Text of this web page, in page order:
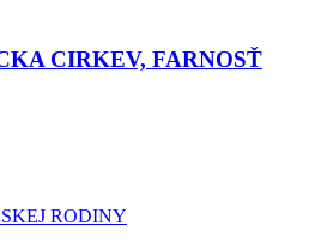
RODINY